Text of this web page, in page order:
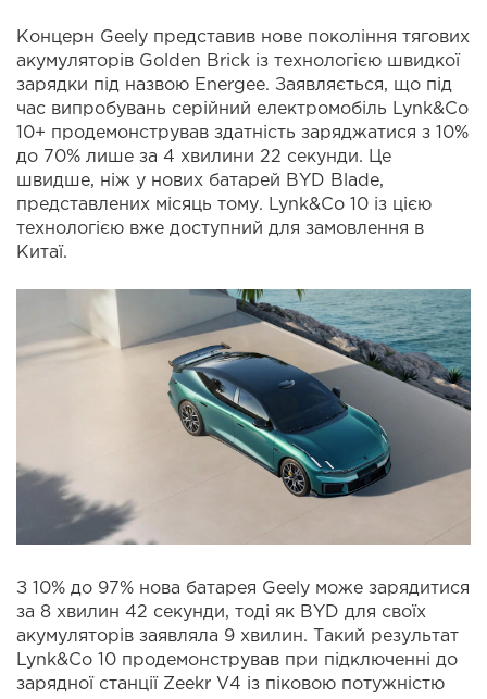
Концерн Geely представив нове покоління тягових
акумуляторів Golden Brick із технологією швидкої
зарядки під назвою Energee. Заявляється, що під
час випробувань серійний електромобіль Lynk&Co
10+ продемонстрував здатність заряджатися з 10%
до 70% лише за 4 хвилини 22 секунди. Це
швидше, ніж у нових батарей BYD Blade,
представлених місяць тому. Lynk&Co 10 із цією
технологією вже доступний для замовлення в
Китаї.
З 10% до 97% нова батарея Geely може зарядитися
за 8 хвилин 42 секунди, тоді як BYD для своїх
акумуляторів заявляла 9 хвилин. Такий результат
Lynk&Co 10 продемонстрував при підключенні до
зарядної станції Zeekr V4 із піковою потужністю